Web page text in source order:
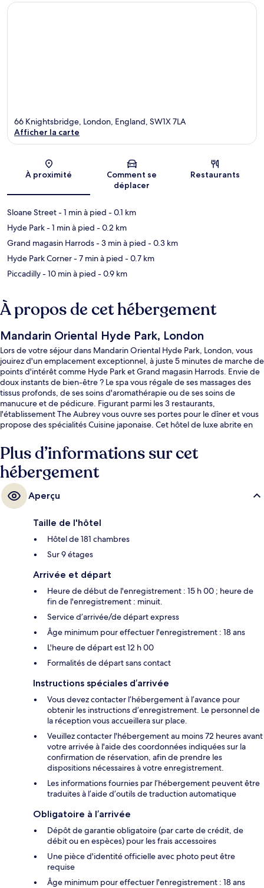
Carte
66 Knightsbridge, London, England, SW1X 7LA
Afficher la carte
À proximité
Comment se
déplacer
Restaurants
Sloane Street- 1 min à pied - 0.1 km
Hyde Park- 1 min à pied - 0.2 km
Grand magasin Harrods- 3 min à pied - 0.3 km
Hyde Park Corner- 7 min à pied - 0.7 km
Piccadilly- 10 min à pied - 0.9 km
À propos de cet hébergement
Mandarin Oriental Hyde Park, London
Lors de votre séjour dans Mandarin Oriental Hyde Park, London, vous
jouirez d'un emplacement exceptionnel, à juste 5 minutes de marche de
points d'intérêt comme Hyde Park et Grand magasin Harrods. Envie de
doux instants de bien-être ? Le spa vous régale de ses massages des
tissus profonds, de ses soins d'aromathérapie ou de ses soins de
manucure et de pédicure. Figurant parmi les 3 restaurants,
l'établissement The Aubrey vous ouvre ses portes pour le dîner et vous
propose des spécialités Cuisine japonaise. Cet hôtel de luxe abrite en
ouverte 24 h/24. Quelques minutes de marche seulement séparent
l'hébergement des transports publics : Station de métro Knightsbridge
est accessible en quelques foulées et Station de métro Hyde Park
Corner se situe à 7 min à pied.
Plus d’informations sur cet
hébergement
Aperçu
Taille de l'hôtel
Hôtel de 181 chambres
Sur 9 étages
Arrivée et départ
Heure de début de l'enregistrement : 15 h 00 ; heure de
fin de l'enregistrement : minuit.
Service d’arrivée/de départ express
Âge minimum pour effectuer l'enregistrement : 18 ans
L'heure de départ est 12 h 00
Formalités de départ sans contact
Instructions spéciales d’arrivée
Vous devez contacter l’hébergement à l’avance pour
obtenir les instructions d’enregistrement. Le personnel de
la réception vous accueillera sur place.
Veuillez contacter l'hébergement au moins 72 heures avant
votre arrivée à l'aide des coordonnées indiquées sur la
confirmation de réservation, afin de prendre les
dispositions nécessaires à votre enregistrement.
Les informations fournies par l’hébergement peuvent être
traduites à l’aide d’outils de traduction automatique
Obligatoire à l’arrivée
Dépôt de garantie obligatoire (par carte de crédit, de
débit ou en espèces) pour les frais accessoires
Une pièce d'identité officielle avec photo peut être
requise
Âge minimum pour effectuer l'enregistrement : 18 ans